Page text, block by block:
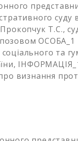
суду
Прокопчук Т.С.,
ОСОБА_1
та
визнання